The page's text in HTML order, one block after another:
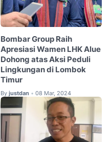
Bombar Group Raih
Apresiasi Wamen LHK Alue
Dohong atas Aksi Peduli
Lingkungan di Lombok
Timur
By justdan • 08 Mar, 2024